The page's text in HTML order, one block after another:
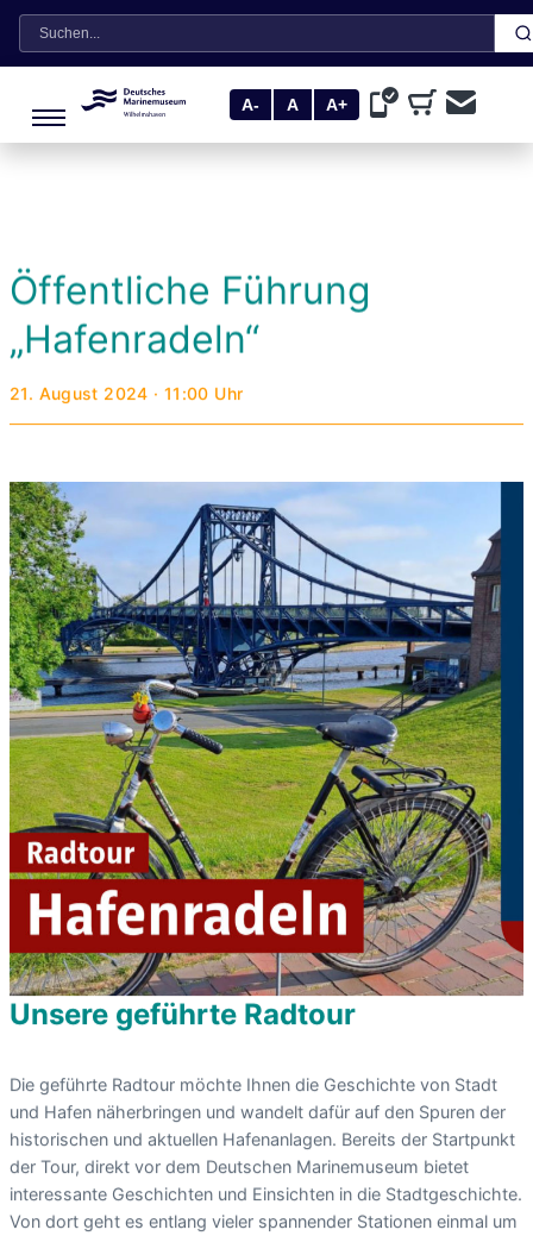
Suche
A- A A+
Öffentliche Führung
„Hafenradeln“
21. August 2024 · 11:00 Uhr
Unsere geführte Radtour
Die geführte Radtour möchte Ihnen die Geschichte von Stadt
und Hafen näherbringen und wandelt dafür auf den Spuren der
historischen und aktuellen Hafenanlagen. Bereits der Startpunkt
der Tour, direkt vor dem Deutschen Marinemuseum bietet
interessante Geschichten und Einsichten in die Stadtgeschichte.
Von dort geht es entlang vieler spannender Stationen einmal um